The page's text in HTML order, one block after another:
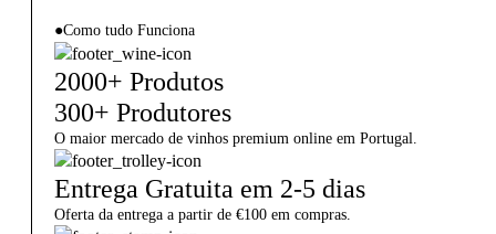
●Como tudo Funciona
2000+ Produtos
300+ Produtores
O maior mercado de vinhos premium online em Portugal.
Entrega Gratuita em 2-5 dias
Oferta da entrega a partir de €100 em compras.